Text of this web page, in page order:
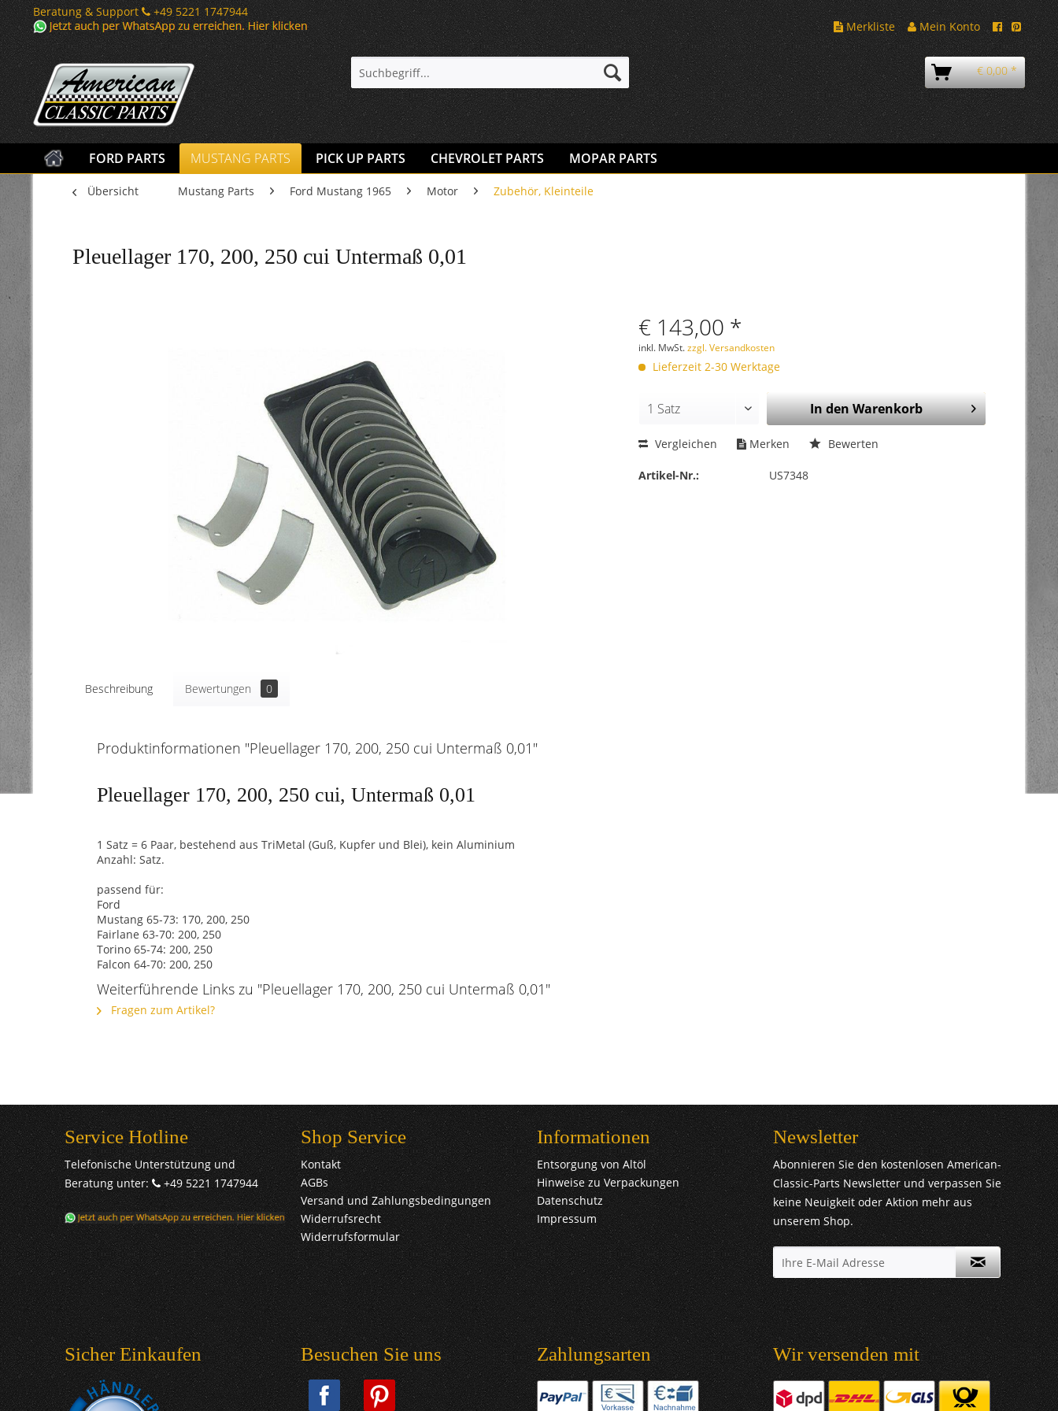
Beratung & Support
+49 5221 1747944
Merkliste
Mein Konto
€ 0,00 *
FORD PARTS MUSTANG PARTS PICK UP PARTS CHEVROLET PARTS MOPAR PARTS
Übersicht Mustang Parts Ford Mustang 1965 Motor Zubehör, Kleinteile
Pleuellager 170, 200, 250 cui Untermaß 0,01
€ 143,00 *
inkl. MwSt.zzgl. Versandkosten
Lieferzeit 2-30 Werktage
In denWarenkorb
Vergleichen Merken Bewerten
Artikel-Nr.: US7348
Beschreibung Bewertungen 0
Produktinformationen "Pleuellager 170, 200, 250 cui Untermaß 0,01"
Pleuellager 170, 200, 250 cui, Untermaß 0,01
1 Satz = 6 Paar, bestehend aus TriMetal (Guß, Kupfer und Blei), kein Aluminium
Anzahl: Satz.
passend für:
Ford
Mustang 65-73: 170, 200, 250
Fairlane 63-70: 200, 250
Torino 65-74: 200, 250
Falcon 64-70: 200, 250
Weiterführende Links zu "Pleuellager 170, 200, 250 cui Untermaß 0,01"
Fragen zum Artikel?
Service Hotline
Telefonische Unterstützung und
Beratung unter:
+49 5221 1747944
Shop Service
Kontakt
AGBs
Versand und Zahlungsbedingungen
Widerrufsrecht
Widerrufsformular
Informationen
Entsorgung von Altöl
Hinweise zu Verpackungen
Datenschutz
Impressum
Newsletter
Abonnieren Sie den kostenlosen American-
Classic-Parts Newsletter und verpassen Sie
keine Neuigkeit oder Aktion mehr aus
unserem Shop.
Sicher Einkaufen Besuchen Sie uns Zahlungsarten Wir versenden mit